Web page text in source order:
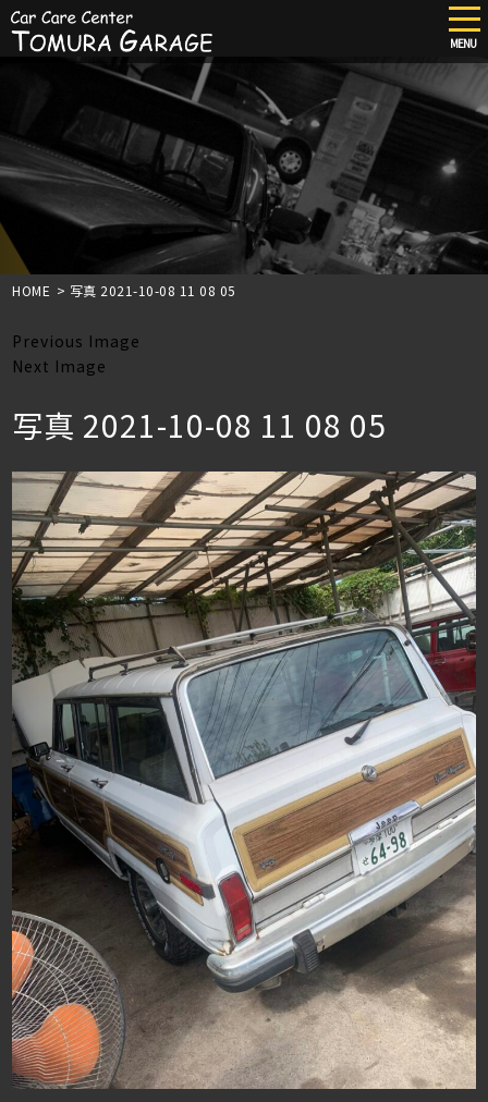
content
MENU
HOME > 写真 2021-10-08 11 08 05
Previous Image
Next Image
写真 2021-10-08 11 08 05